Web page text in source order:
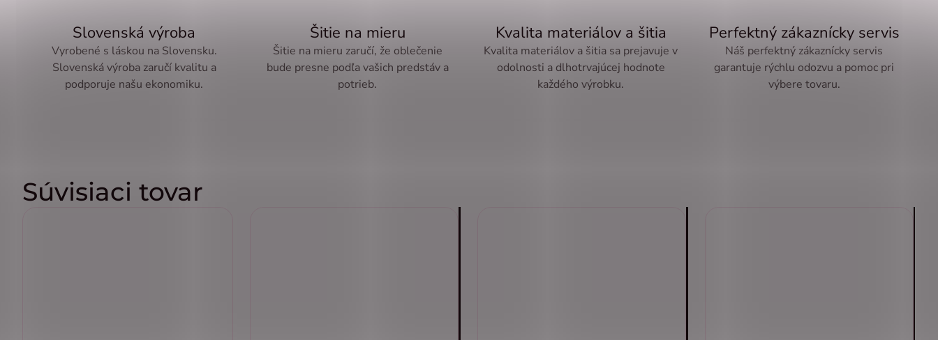
Slovenská výroba
Vyrobené s láskou na Slovensku.
Slovenská výroba zaručí kvalitu a
podporuje našu ekonomiku.
Šitie na mieru
Šitie na mieru zaručí, že oblečenie
bude presne podľa vašich predstáv a
potrieb.
Kvalita materiálov a šitia
Kvalita materiálov a šitia sa prejavuje v
odolnosti a dlhotrvajúcej hodnote
každého výrobku.
Perfektný zákaznícky servis
Náš perfektný zákaznícky servis
garantuje rýchlu odozvu a pomoc pri
výbere tovaru.
Súvisiaci tovar